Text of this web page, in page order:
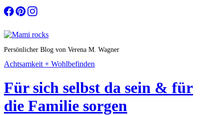
Zum
Inhalt
Persönlicher Blog von Verena M. Wagner
Achtsamkeit + Wohlbefinden
Für sich selbst da sein & für
die Familie sorgen